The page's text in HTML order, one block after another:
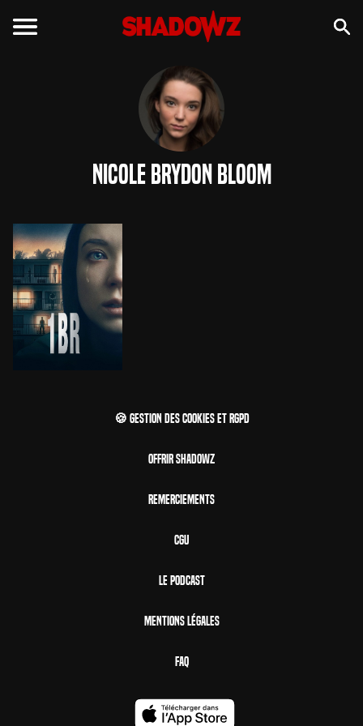
Nicole Brydon Bloom
🍪 Gestion des cookies et RGPD
Offrir Shadowz
Remerciements
CGU
Le Podcast
Mentions Légales
FAQ